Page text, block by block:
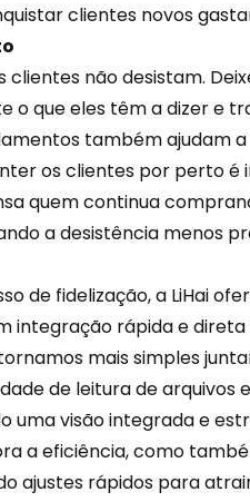
clientes novos
clientes não desistam.
o que eles têm a dizer e
também ajudam a
os clientes por perto é
quem continua
a desistência menos
de fidelização, a LiHai
integração rápida e direta
mais simples
de leitura de arquivos
uma visão integrada e
a eficiência, como
ajustes rápidos para